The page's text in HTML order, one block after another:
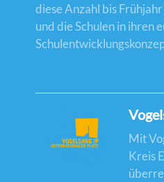
diese Anzahl bis
und die Schulen in ihren
Mit
Kreis